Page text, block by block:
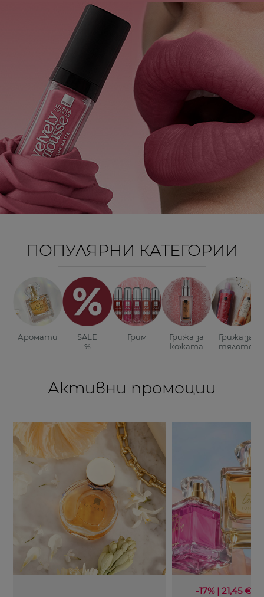
ПОПУЛЯРНИ КАТЕГОРИИ
Аромати
SALE
%
Грим
Грижа за
кожата
Грижа за
тялото
Активни промоции
-17% | 21,45 €* /